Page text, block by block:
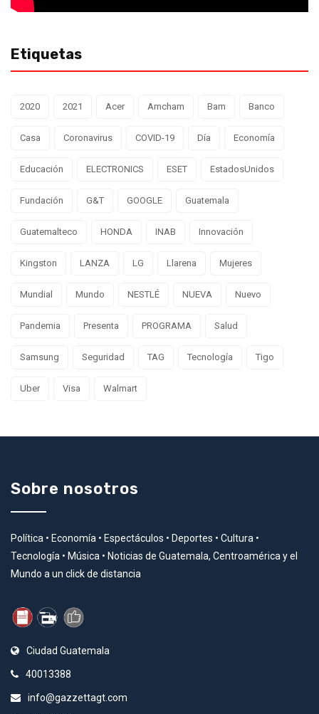
Etiquetas
2020 2021 Acer Amcham Bam Banco
Casa Coronavirus COVID-19 Día Economía
Educación ELECTRONICS ESET EstadosUnidos
Fundación G&T GOOGLE Guatemala
Guatemalteco HONDA INAB Innovación
Kingston LANZA LG Llarena Mujeres
Mundial Mundo NESTLÉ NUEVA Nuevo
Pandemia Presenta PROGRAMA Salud
Samsung Seguridad TAG Tecnología Tigo
Uber Visa Walmart
Sobre nosotros
Política • Economía • Espectáculos • Deportes • Cultura •
Tecnología • Música • Noticias de Guatemala, Centroamérica y el
Mundo a un click de distancia
Ciudad Guatemala
40013388
info@gazzettagt.com